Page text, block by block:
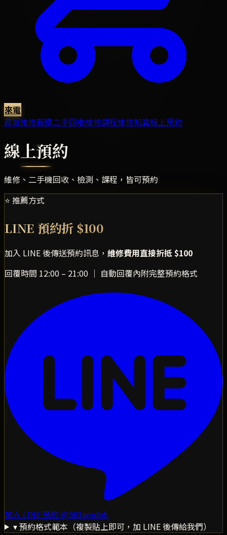
來電
商城維修報價二手回收維修課程維修知識線上預約
線上預約
維修、二手機回收、檢測、課程，皆可預約
⭐ 推薦方式
LINE 預約折 $100
加入 LINE 後傳送預約訊息， 維修費用直接折抵 $100
回覆時間 12:00 – 21:00 ｜ 自動回覆內附完整預約格式
加入 LINE 預約 @563amdnh
▾ 預約格式範本（複製貼上即可，加 LINE 後傳給我們）